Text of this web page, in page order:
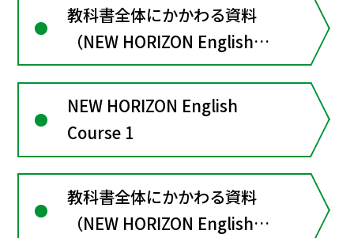
教科書全体にかかわる資料
（NEW HORIZON English
Course３）
NEW HORIZON English
Course 1
教科書全体にかかわる資料
（NEW HORIZON English